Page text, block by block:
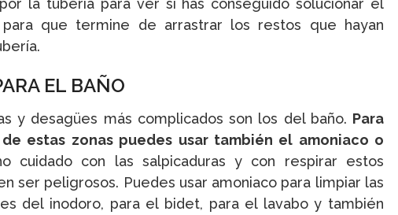
que termine de arrastrar los restos que hayan
EL BAÑO
y desagües más complicados son los del baño. Para
estas zonas puedes usar también el amoniaco o
cuidado con las salpicaduras y con respirar estos
ser peligrosos. Puedes usar amoniaco para limpiar las
del inodoro, para el bidet, para el lavabo y también